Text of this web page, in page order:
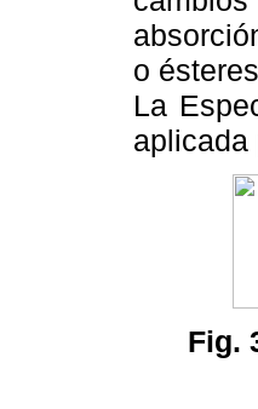
o ésteres
La
aplicada
Fig.